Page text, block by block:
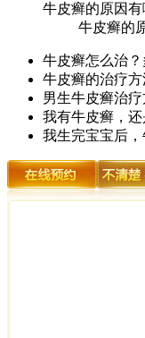
牛皮癣的原因
牛皮癣的
牛皮癣怎么治？
牛皮癣的治疗
男生牛皮癣治
我有牛皮癣，
我生完宝宝后